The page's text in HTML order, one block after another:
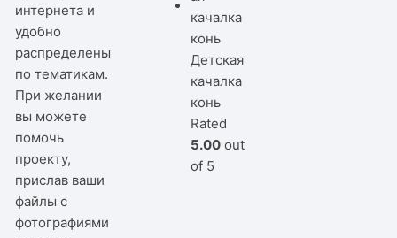
интернета и
удобно
распределены
по тематикам.
При желании
вы можете
помочь
проекту,
прислав ваши
файлы с
фотографиями
Детская
качалка
конь
Rated
5.00 out
of 5